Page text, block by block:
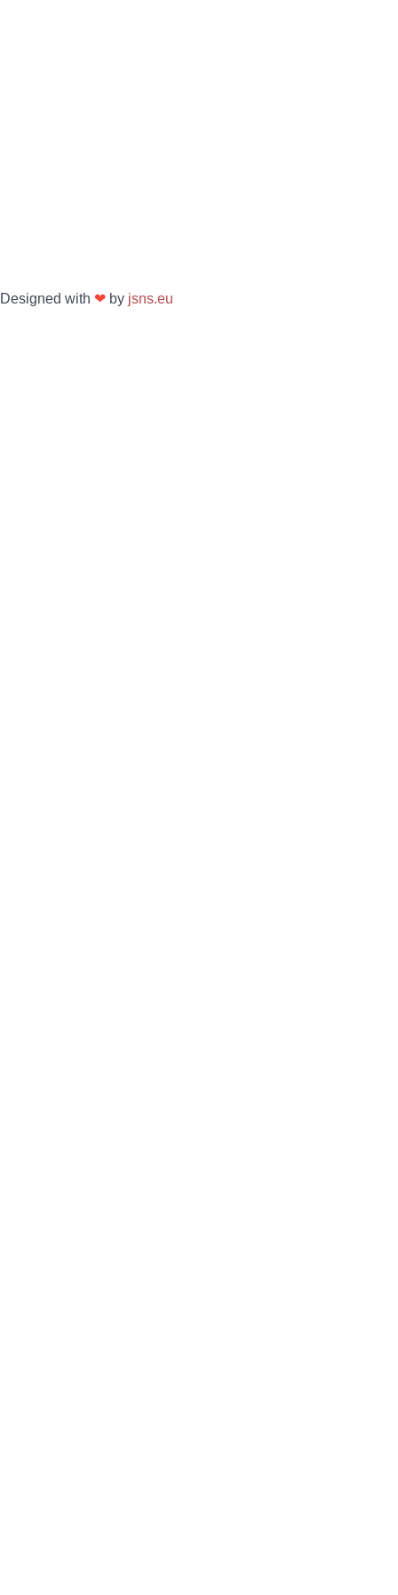
Designed with ❤ by jsns.eu